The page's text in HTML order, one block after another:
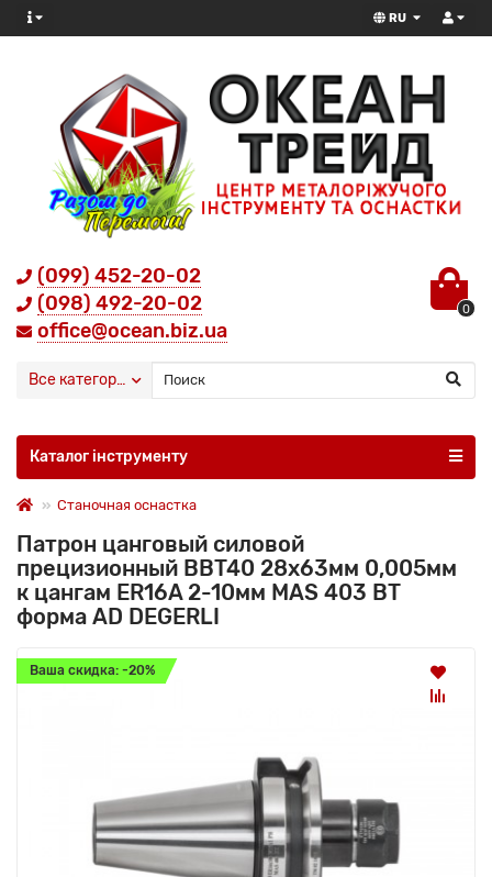
RU
(099) 452-20-02
(098) 492-20-02
office@ocean.biz.ua
0
Все категории
Каталог інструменту
Станочная оснастка
Патрон цанговый силовой
прецизионный BBT40 28x63мм 0,005мм
к цангам ER16A 2-10мм MAS 403 BT
форма AD DEGERLI
Ваша скидка: -20%